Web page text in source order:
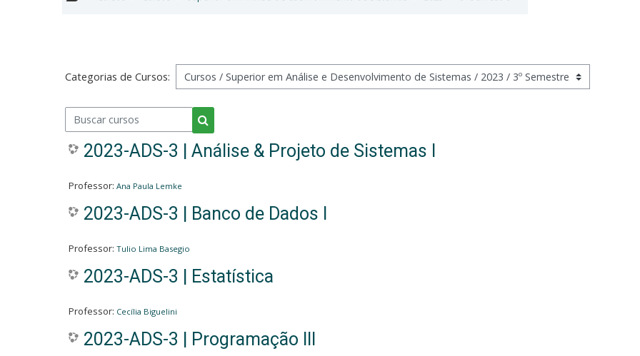
Categorias de Cursos:
Buscar cursos
Buscar cursos
2023-ADS-3 | Análise & Projeto de Sistemas I
Professor: Ana Paula Lemke
2023-ADS-3 | Banco de Dados I
Professor: Tulio Lima Basegio
2023-ADS-3 | Estatística
Professor: Cecília Biguelini
2023-ADS-3 | Programação III